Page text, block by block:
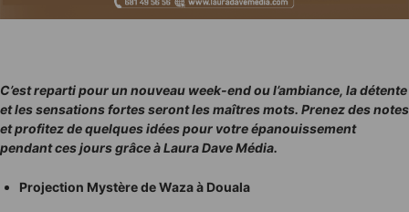
C’est reparti pour un nouveau week-end ou l’ambiance, la détente
et les sensations fortes seront les maîtres mots. Prenez des notes
et profitez de quelques idées pour votre épanouissement
pendant ces jours grâce à Laura Dave Média.
Projection Mystère de Waza à Douala